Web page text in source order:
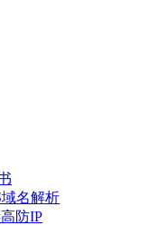
名解析
防IP